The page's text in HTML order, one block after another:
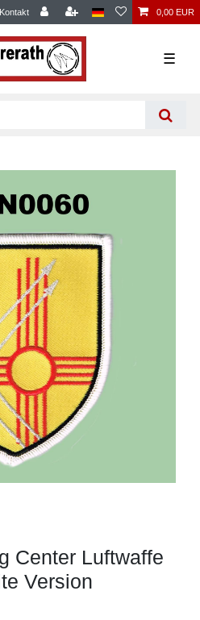
Kontakt 0,00 EUR
☰
Center Luftwaffe
Version